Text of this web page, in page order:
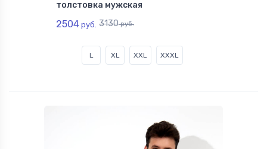
толстовка мужская
2504 руб. 3130руб.
L XL XXL XXXL